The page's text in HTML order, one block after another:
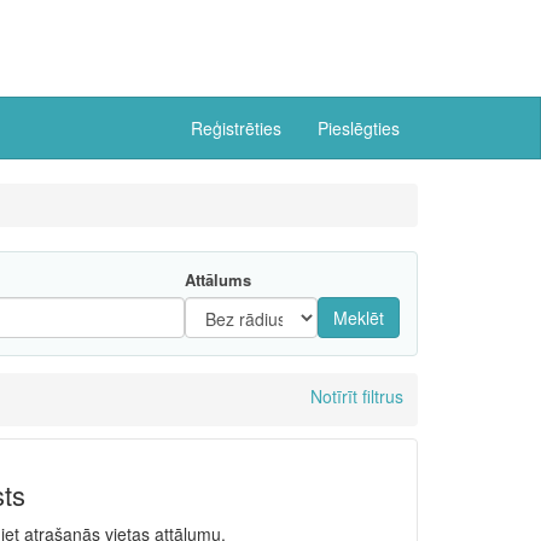
Reģistrēties Pieslēgties
Attālums
Meklēt
Notīrīt filtrus
atrašanās vietas attālumu.